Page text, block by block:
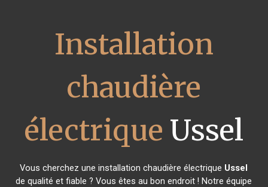
Installation
chaudière
électrique Ussel
Vous cherchez une installation chaudière électrique Ussel
de qualité et fiable ? Vous êtes au bon endroit ! Notre équipe